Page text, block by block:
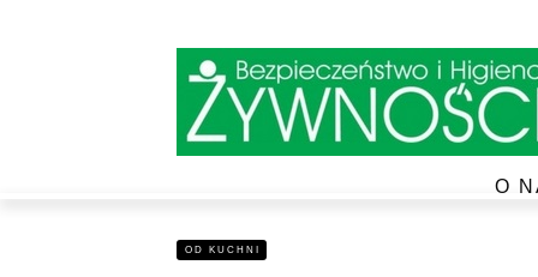
O
OD KUCHNI